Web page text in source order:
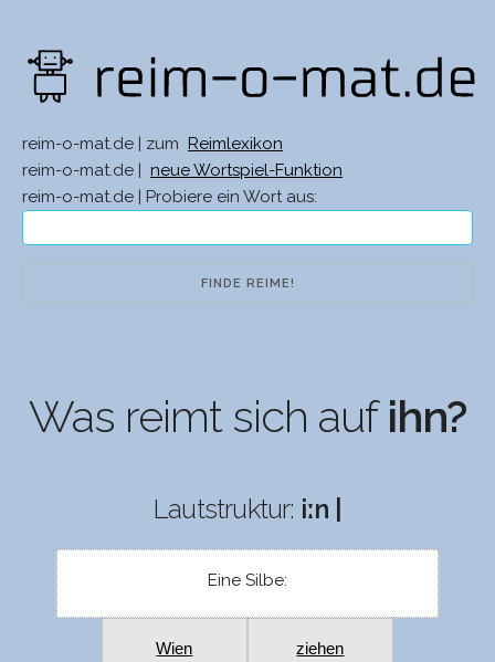
reim-o-mat.de | zum
Reimlexikon
reim-o-mat.de |
neue Wortspiel-Funktion
reim-o-mat.de | Probiere ein Wort aus:
Was reimt sich aufihn?
Lautstruktur: iːn |
Eine Silbe:
Wien ziehen